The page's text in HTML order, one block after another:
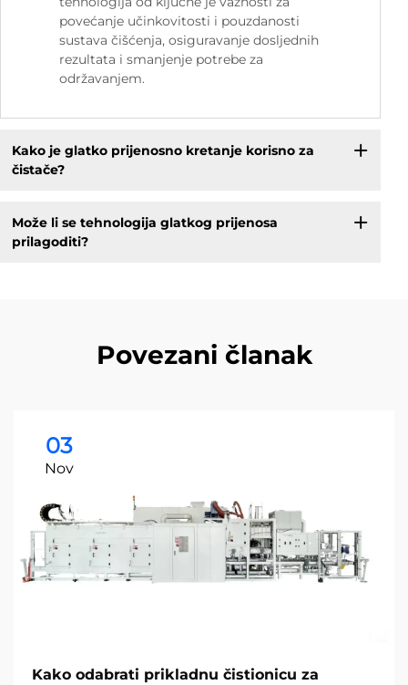
povećanje učinkovitosti i pouzdanosti
sustava čišćenja, osiguravanje dosljednih
rezultata i smanjenje potrebe za
održavanjem.
Kako je glatko prijenosno kretanje korisno za
čistače?
Može li se tehnologija glatkog prijenosa
prilagoditi?
Povezani članak
03
Nov
Kako odabrati prikladnu čistionicu za